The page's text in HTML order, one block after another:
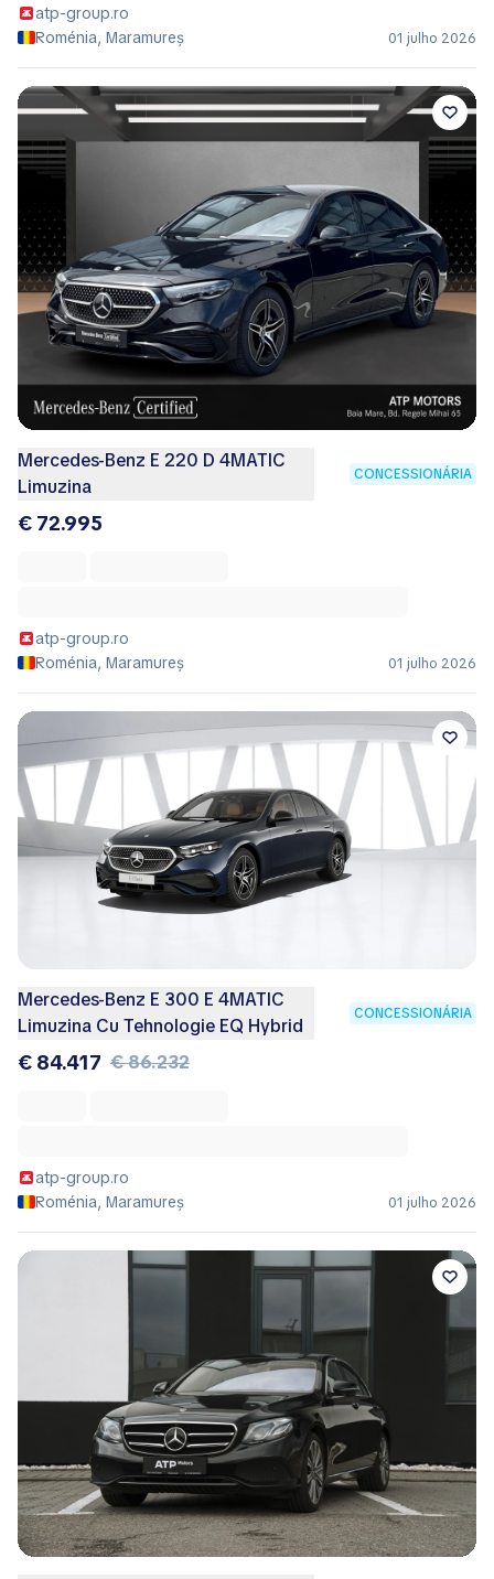
atp-group.ro
Roménia, Maramureș
01 julho 2026
Mercedes-Benz E 220 D 4MATIC
Limuzina
CONCESSIONÁRIA
€ 72.995
atp-group.ro
Roménia, Maramureș
01 julho 2026
Mercedes-Benz E 300 E 4MATIC
Limuzina Cu Tehnologie EQ Hybrid
CONCESSIONÁRIA
€ 84.417 € 86.232
atp-group.ro
Roménia, Maramureș
01 julho 2026